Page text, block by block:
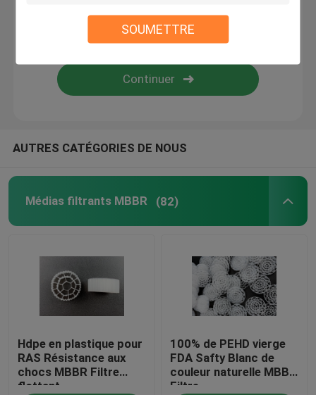
SOUMETTRE
bio médias de filtrage
Porteur MBBR
Les médias de filtrage de bloc biologique
Pile de feuille de PVC
AUTRES CATÉGORIES DE NOUS
Médias filtrants MBBR (82)
Hdpe en plastique pour
RAS Résistance aux
chocs MBBR Filtre
flottant
100% de PEHD vierge
FDA Safty Blanc de
couleur naturelle MBBR
Filtre